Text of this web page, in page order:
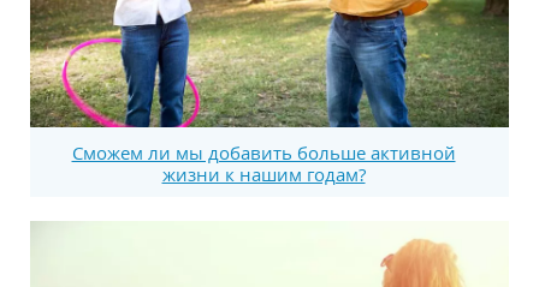
Сможем ли мы добавить больше активной
жизни к нашим годам?